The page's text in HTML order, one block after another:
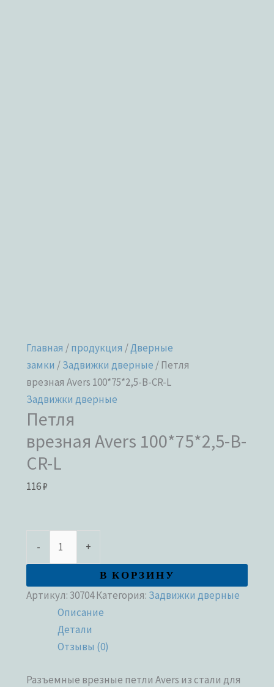
Главная /продукция /Дверные
замки /Задвижки дверные / Петля
врезная Avers 100*75*2,5-B-CR-L
Задвижки дверные
Петля
врезная Avers 100*75*2,5-B-
CR-L
116₽
- +
В КОРЗИНУ
Артикул:30704Категория: Задвижки дверные
Описание
Детали
Отзывы (0)
Разъемные врезные петли Avers из стали для